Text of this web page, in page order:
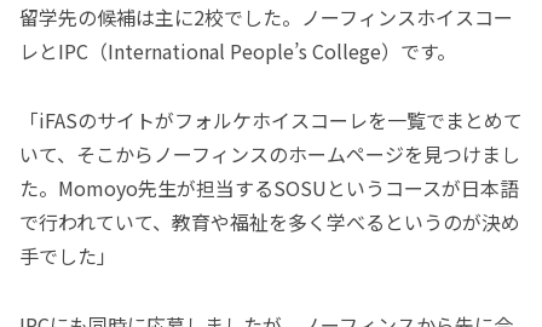
留学先の候補は主に2校でした。ノーフィンスホイスコー
レとIPC（International People’s College）です。
「iFASのサイトがフォルケホイスコーレを一覧でまとめて
いて、そこからノーフィンスのホームページを見つけまし
た。Momoyo先生が担当するSOSUというコースが日本語
で行われていて、教育や福祉を多く学べるというのが決め
手でした」